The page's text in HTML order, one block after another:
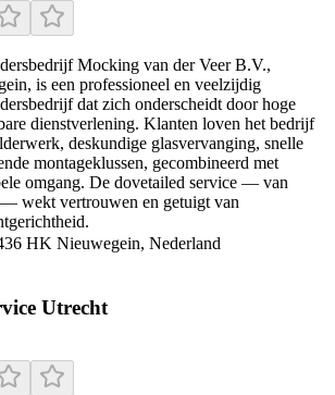
Mocking van der Veer B.V.,
is een professioneel en veelzijdig
dat zich onderscheidt door hoge
dienstverlening. Klanten loven het bedrijf
deskundige glasvervanging, snelle
montageklussen, gecombineerd met
omgang. De dovetailed service — van
wekt vertrouwen en getuigt van
HK Nieuwegein, Nederland
Utrecht